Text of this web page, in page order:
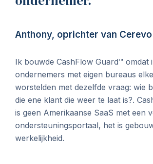
Anthony, oprichter van Cerevo
Ik bouwde CashFlow Guard™ omdat
ondernemers met eigen bureaus
worstelden met dezelfde vraag: wie
die ene klant die weer te laat is?.
is geen Amerikaanse SaaS met een
ondersteuningsportaal, het is
werkelijkheid.